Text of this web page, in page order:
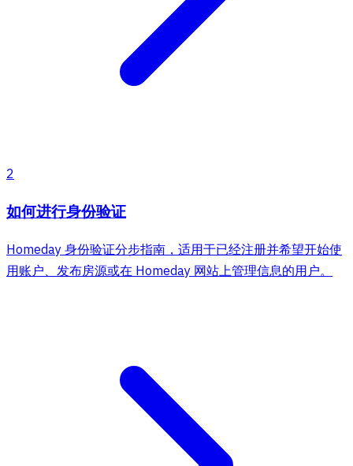
2
如何进行身份验证
Homeday 身份验证分步指南，适用于已经注册并希望开始使
用账户、发布房源或在 Homeday 网站上管理信息的用户。